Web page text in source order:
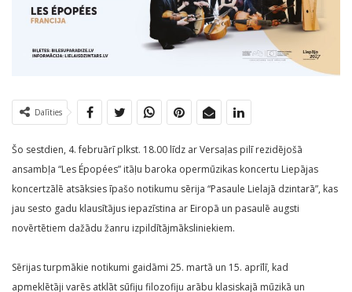
Dalīties
Šo sestdien, 4. februārī plkst. 18.00 līdz ar Versaļas pilī rezidējošā
ansambļa “Les Épopées” itāļu baroka opermūzikas koncertu Liepājas
koncertzālē atsāksies īpašo notikumu sērija “Pasaule Lielajā dzintarā”, kas
jau sesto gadu klausītājus iepazīstina ar Eiropā un pasaulē augsti
novērtētiem dažādu žanru izpildītājmāksliniekiem.
Sērijas turpmākie notikumi gaidāmi 25. martā un 15. aprīlī, kad
apmeklētāji varēs atklāt sūfiju filozofiju arābu klasiskajā mūzikā un